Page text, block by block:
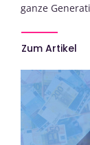
ganze
Zum Artikel